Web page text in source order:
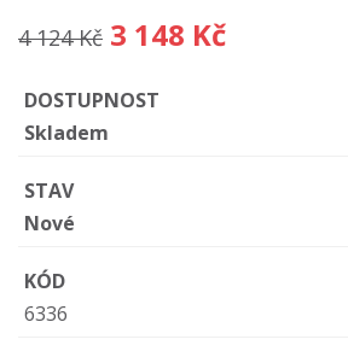
4 124 Kč 3 148 Kč
DOSTUPNOST
Skladem
STAV
Nové
KÓD
6336